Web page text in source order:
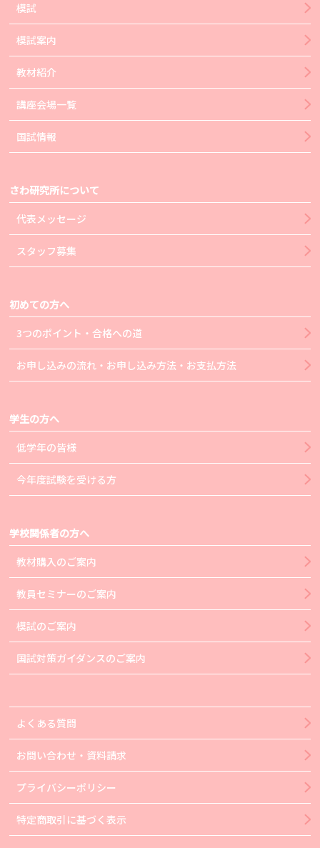
模試
模試案内
教材紹介
講座会場一覧
国試情報
さわ研究所について
代表メッセージ
スタッフ募集
初めての方へ
3つのポイント・合格への道
お申し込みの流れ・お申し込み方法・お支払方法
学生の方へ
低学年の皆様
今年度試験を受ける方
学校関係者の方へ
教材購入のご案内
教員セミナーのご案内
模試のご案内
国試対策ガイダンスのご案内
よくある質問
お問い合わせ・資料請求
プライバシーポリシー
特定商取引に基づく表示